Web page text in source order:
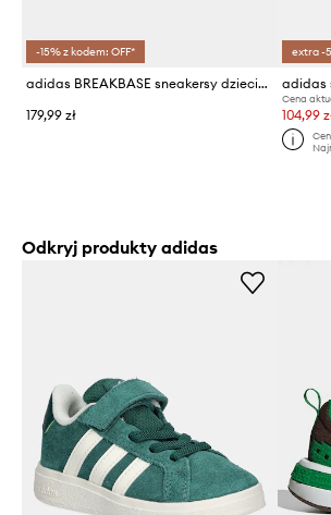
-15% z kodem: OFF*
adidas BREAKBASE sneakersy dziecięce
179,99 zł
extra -
Cena
104,99
Odkryj produkty adidas